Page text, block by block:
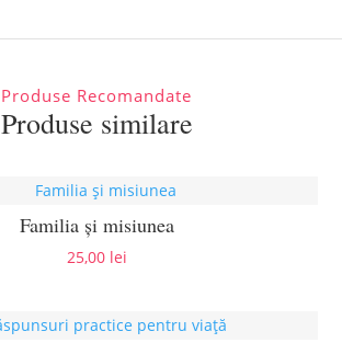
Produse Recomandate
Produse similare
Familia și misiunea
25,00 lei